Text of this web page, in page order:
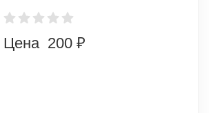
Цена 200 ₽